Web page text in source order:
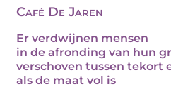
Café De Jaren
Er verdwijnen mensen
in de afronding van hun
verschoven tussen tekort
als de maat vol is